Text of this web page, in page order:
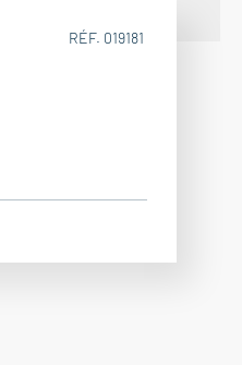
RÉF. 019181